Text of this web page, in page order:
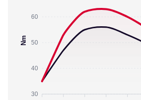
60
50
40
30
Nm